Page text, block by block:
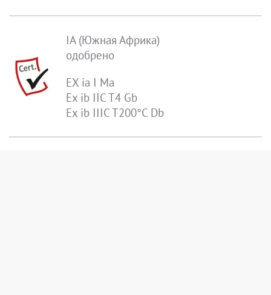
IA (Южная Африка)
одобрено
EX ia I Ma
Ex ib IIC T4 Gb
Ex ib IIIC T200°C Db